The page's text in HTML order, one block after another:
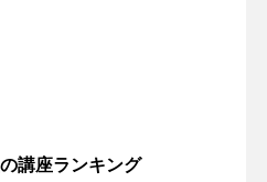
講座ランキング